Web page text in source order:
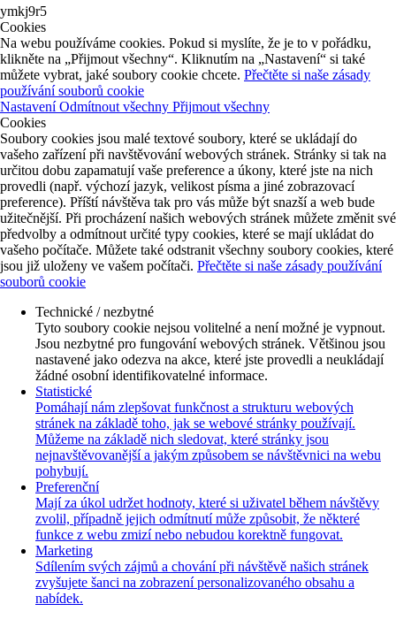
ymkj9r5
Cookies
Na webu používáme cookies. Pokud si myslíte, že je to v pořádku,
klikněte na „Přijmout všechny“. Kliknutím na „Nastavení“ si také
můžete vybrat, jaké soubory cookie chcete. Přečtěte si naše zásady
používání souborů cookie
NastaveníOdmítnout všechny Přijmout všechny
Cookies
Soubory cookies jsou malé textové soubory, které se ukládají do
vašeho zařízení při navštěvování webových stránek. Stránky si tak na
určitou dobu zapamatují vaše preference a úkony, které jste na nich
provedli (např. výchozí jazyk, velikost písma a jiné zobrazovací
preference). Příští návštěva tak pro vás může být snazší a web bude
užitečnější. Při procházení našich webových stránek můžete změnit své
předvolby a odmítnout určité typy cookies, které se mají ukládat do
vašeho počítače. Můžete také odstranit všechny soubory cookies, které
jsou již uloženy ve vašem počítači. Přečtěte si naše zásady používání
souborů cookie
Technické / nezbytné
Tyto soubory cookie nejsou volitelné a není možné je vypnout.
Jsou nezbytné pro fungování webových stránek. Většinou jsou
nastavené jako odezva na akce, které jste provedli a neukládají
žádné osobní identifikovatelné informace.
Statistické
Pomáhají nám zlepšovat funkčnost a strukturu webových
stránek na základě toho, jak se webové stránky používají.
Můžeme na základě nich sledovat, které stránky jsou
nejnavštěvovanější a jakým způsobem se návštěvnici na webu
pohybují.
Preferenční
Mají za úkol udržet hodnoty, které si uživatel během návštěvy
zvolil, případně jejich odmítnutí může způsobit, že některé
funkce z webu zmizí nebo nebudou korektně fungovat.
Marketing
Sdílením svých zájmů a chování při návštěvě našich stránek
zvyšujete šanci na zobrazení personalizovaného obsahu a
nabídek.